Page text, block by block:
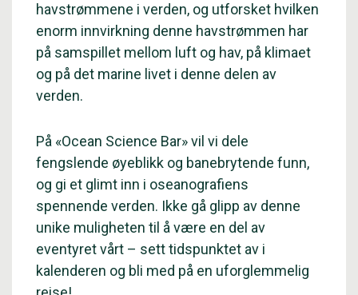
havstrømmene i verden, og utforsket hvilken
enorm innvirkning denne havstrømmen har
på samspillet mellom luft og hav, på klimaet
og på det marine livet i denne delen av
verden.
På «Ocean Science Bar» vil vi dele
fengslende øyeblikk og banebrytende funn,
og gi et glimt inn i oseanografiens
spennende verden. Ikke gå glipp av denne
unike muligheten til å være en del av
eventyret vårt – sett tidspunktet av i
kalenderen og bli med på en uforglemmelig